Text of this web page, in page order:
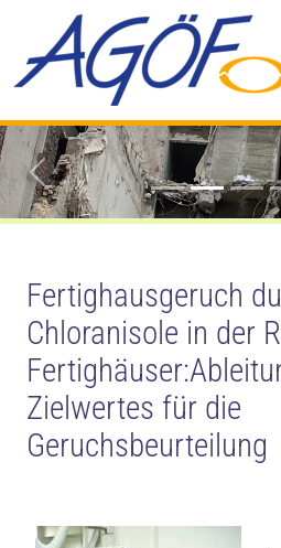
Zurück
Fertighausgeruch
Chloranisole in der
Zielwertes für die
Geruchsbeurteilung